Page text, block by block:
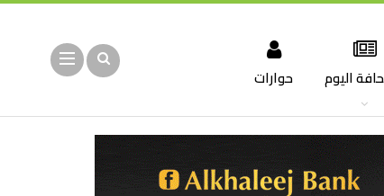
اليوم حوارات